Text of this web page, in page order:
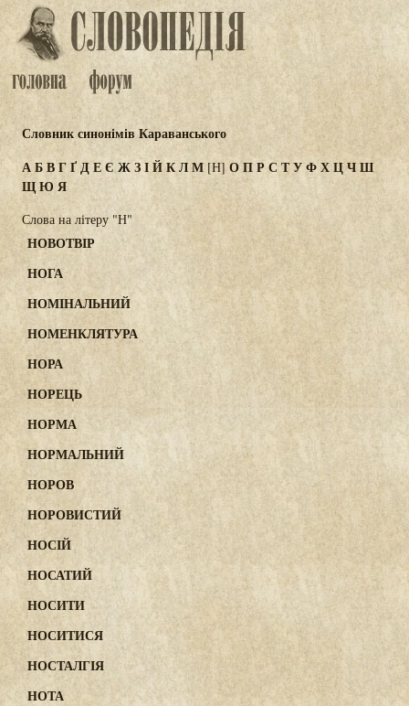
Словник синонімів Караванського
АБВГҐДЕЄ ЖЗІЙКЛМ [Н] ОПР СТУФХЦЧШ
ЩЮ Я
Слова на літеру "Н"
НОВОТВІР
НОГА
НОМІНАЛЬНИЙ
НОМЕНКЛЯТУРА
НОРА
НОРЕЦЬ
НОРМА
НОРМАЛЬНИЙ
НОРОВ
НОРОВИСТИЙ
НОСІЙ
НОСАТИЙ
НОСИТИ
НОСИТИСЯ
НОСТАЛГІЯ
НОТА